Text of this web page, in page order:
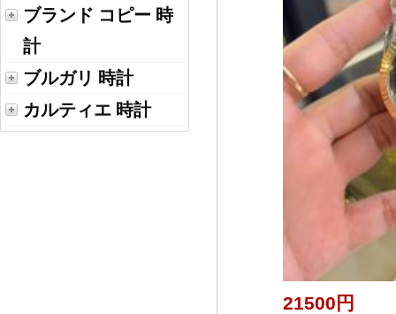
ブランド コピー 時
計
ブルガリ 時計
カルティエ 時計
21500円